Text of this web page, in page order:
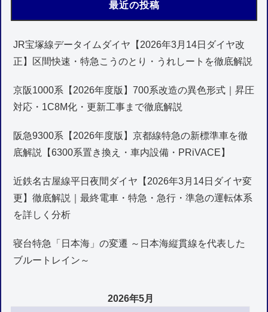
最近の投稿
JR宝塚線データイムダイヤ【2026年3月14日ダイヤ改
正】区間快速・特急こうのとり・うれしートを徹底解説
京阪1000系【2026年度版】700系改造の異色形式｜昇圧
対応・1C8M化・更新工事まで徹底解説
阪急9300系【2026年度版】京都線特急の新標準車を徹
底解説【6300系置き換え・車内設備・PRiVACE】
近鉄名古屋線平日夜間ダイヤ【2026年3月14日ダイヤ変
更】徹底解説｜最終電車・特急・急行・準急の運転体系
を詳しく分析
寝台特急「日本海」の変遷 ～日本海縦貫線を代表した
ブルートレイン～
2026年5月